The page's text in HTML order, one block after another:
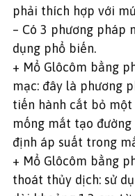
phải thích hợp với
– Có 3 phương pháp
dụng phổ biến.
+ Mổ Glôcôm bằng
mạc: đây là phương
tiến hành cắt bỏ
mống mắt tạo
định áp suất trong
+ Mổ Glôcôm bằng
thoát thủy dịch: sử